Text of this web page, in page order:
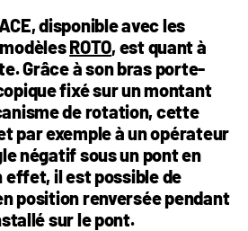
disponible avec les
ROTO, est quant à
Grâce à son bras porte-
fixé sur un montant
de rotation, cette
par exemple à unopérateur
négatif sous un pont en
effet, il est possible de
position renversée pendant
sur le pont.